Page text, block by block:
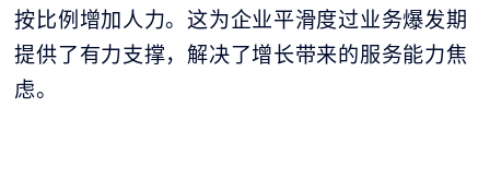
按比例增加人力。这为企业平滑度过业务爆发期
提供了有力支撑，解决了增长带来的服务能力焦
虑。